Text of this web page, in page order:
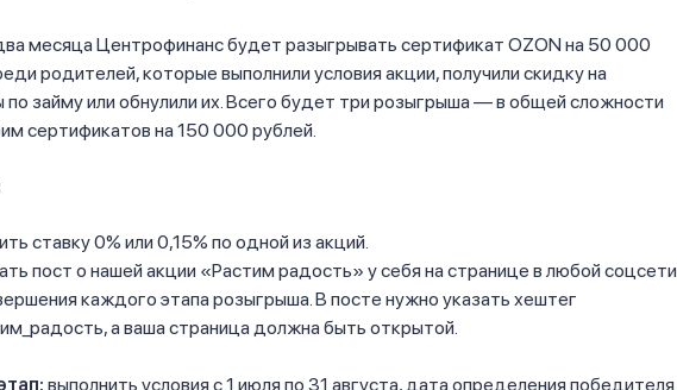
месяца Центрофинанс будет разыгрывать сертификат OZON на 50 000
родителей, которые выполнили условия акции, получили скидку на
по займу или обнулили их. Всего будет три розыгрыша — в общей сложности
сертификатов на 150 000 рублей.
ставку 0% или 0,15% по одной из акций.
пост о нашей акции «Растим радость» у себя на странице в любой соцсети
каждого этапа розыгрыша. В посте нужно указать хештег
а ваша страница должна быть открытой.
выполнить условия с 1 июля по 31 августа, дата определения победителя